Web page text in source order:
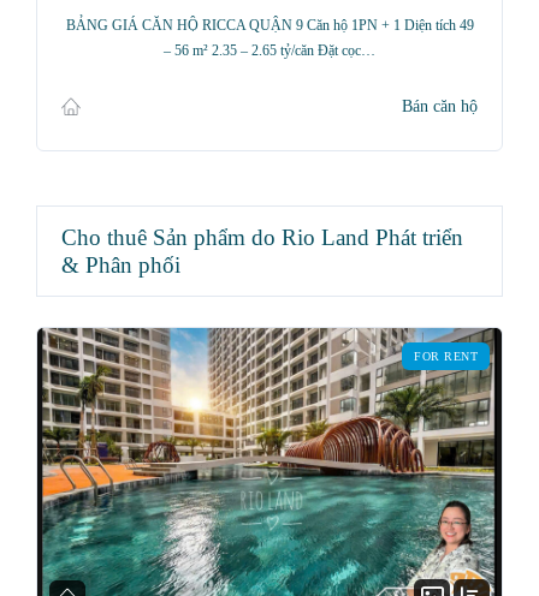
BẢNG GIÁ CĂN HỘ RICCA QUẬN 9 Căn hộ 1PN + 1 Diện tích 49
– 56 m² 2.35 – 2.65 tỷ/căn Đặt cọc…
Bán căn hộ
Cho thuê Sản phẩm do Rio Land Phát triển
& Phân phối
FOR RENT